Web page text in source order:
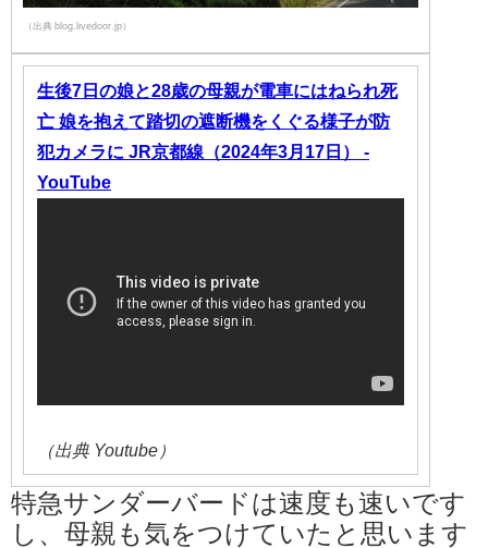
（出典 blog.livedoor.jp）
生後7日の娘と28歳の母親が電車にはねられ死
亡 娘を抱えて踏切の遮断機をくぐる様子が防
犯カメラに JR京都線（2024年3月17日） -
YouTube
（出典 Youtube）
特急サンダーバードは速度も速いです
し、母親も気をつけていたと思います